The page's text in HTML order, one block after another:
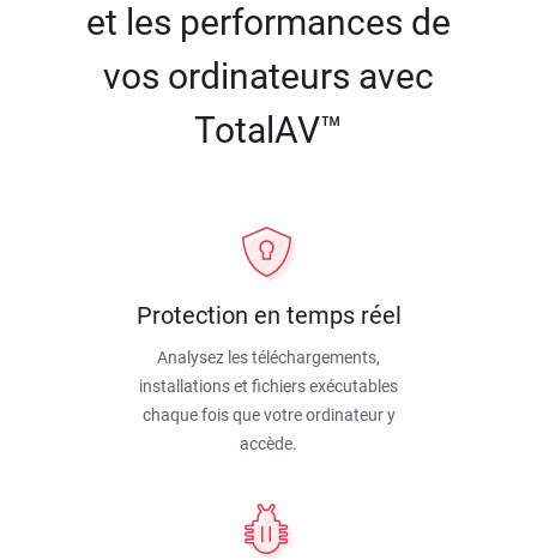
et les performances de
vos ordinateurs avec
TotalAV™
Protection en temps réel
Analysez les téléchargements,
installations et fichiers exécutables
chaque fois que votre ordinateur y
accède.